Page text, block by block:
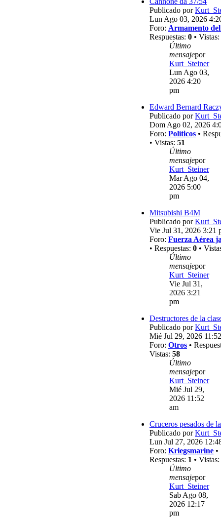
Publicado por
Lun Ago 03, 2026
Foro: Armamento
Respuestas: 0 • Vistas:
Último
mensajepor
Kurt_Steiner
Lun Ago 03,
2026 4:20
pm
Edward Bernard
Publicado por
Dom Ago 02, 2026
Foro: Políticos •
• Vistas: 51
Último
mensajepor
Kurt_Steiner
Mar Ago 04,
2026 5:00
pm
Mitsubishi B4M
Publicado por
Vie Jul 31, 2026 3:21
Foro: Fuerza Aérea
• Respuestas: 0 •
Último
mensajepor
Kurt_Steiner
Vie Jul 31,
2026 3:21
pm
Destructores de la
Publicado por
Mié Jul 29, 2026
Foro: Otros •
Vistas: 58
Último
mensajepor
Kurt_Steiner
Mié Jul 29,
2026 11:52
am
Cruceros pesados de
Publicado por
Lun Jul 27, 2026
Foro: Kriegsmarine •
Respuestas: 1 • Vistas:
Último
mensajepor
Kurt_Steiner
Sab Ago 08,
2026 12:17
pm